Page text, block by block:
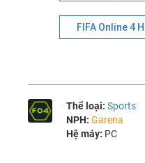
FIFA Online 4
Thể loại:Sports
NPH:Garena
Hệ máy: PC